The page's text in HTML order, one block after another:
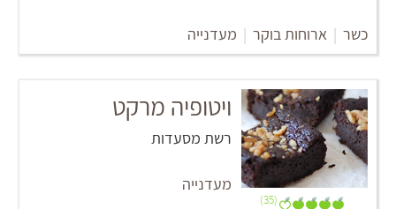
כשר | ארוחות בוקר | מעדנייה
(35)
ויטופיה מרקט
רשת מסעדות
מעדנייה